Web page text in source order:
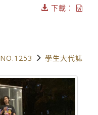
下載：
NO.1253 學生大代誌